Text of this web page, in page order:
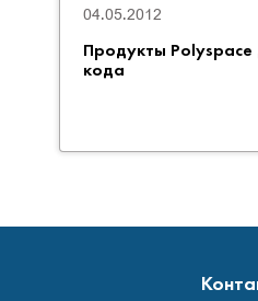
Продукты
кода
04.05.2012